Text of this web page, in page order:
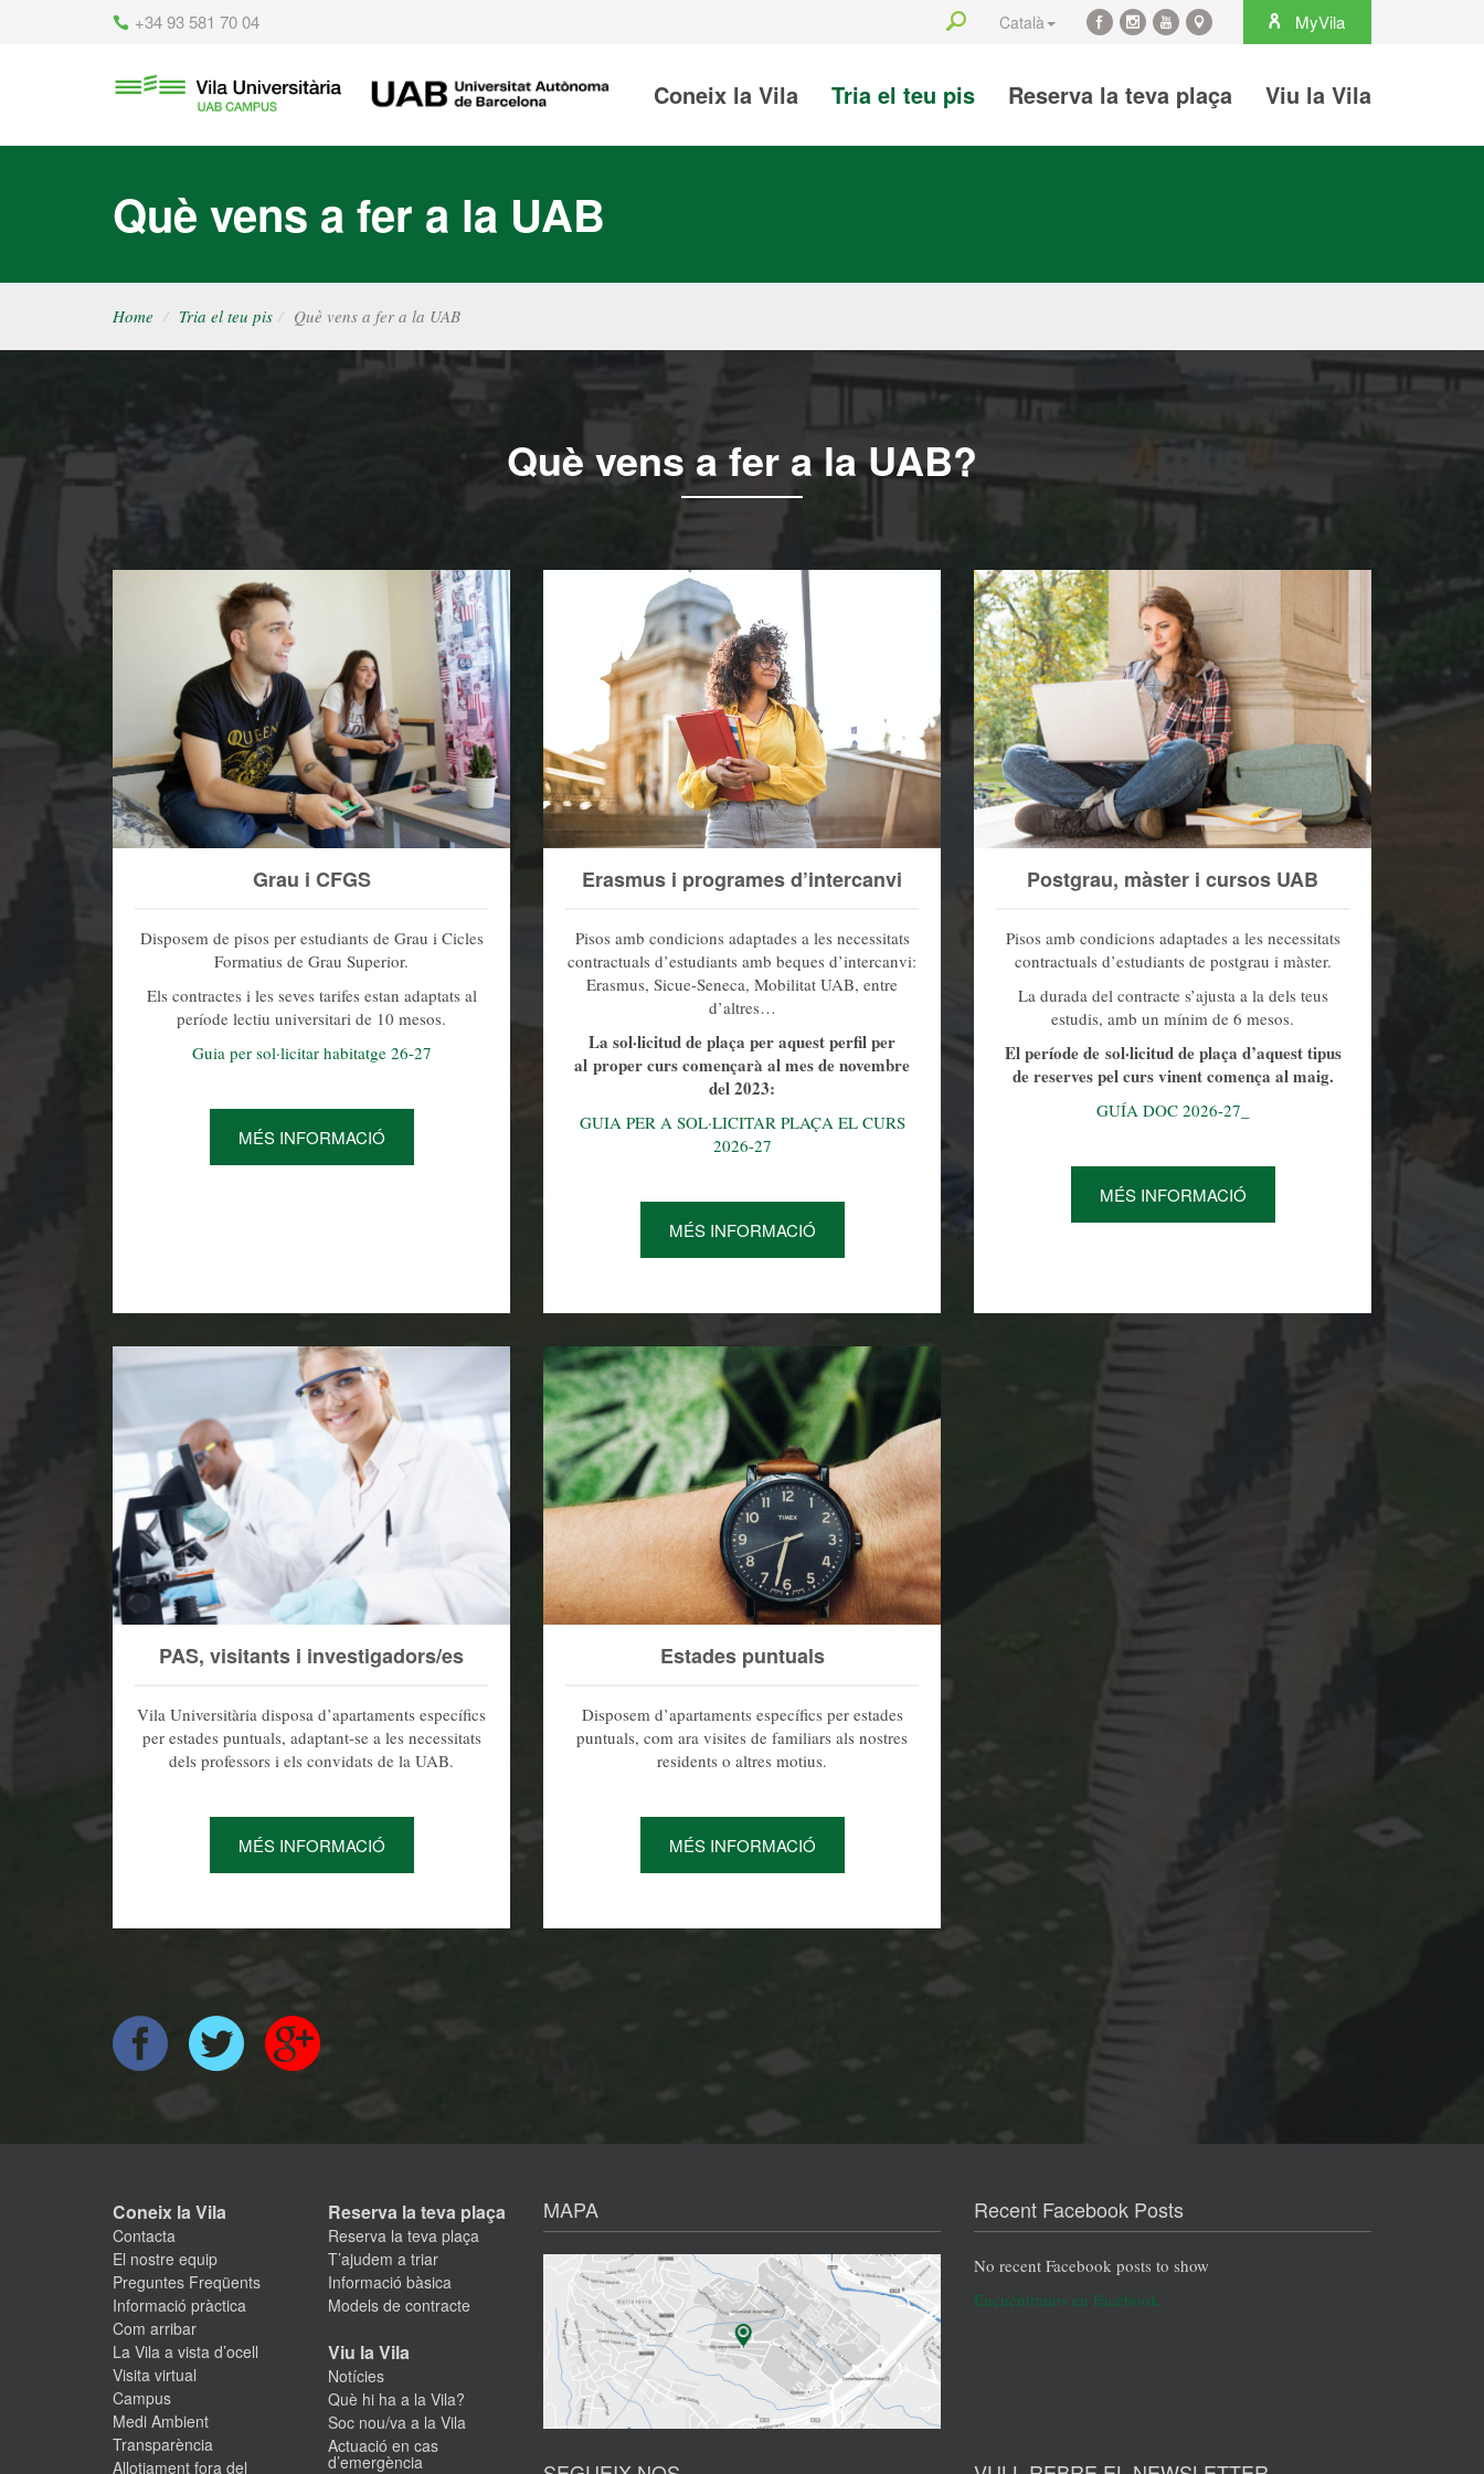
+34 93 581 70 04 MyVila
FacebookInstagram
YouTubeMaps
Català
Search
Universitària
Coneix la Vila Tria el teu pis Reserva la teva plaça Viu la Vila
Què vens a fer a la UAB
Home Tria el teu pis Què vens a fer a la UAB
Què vens a fer a la UAB?
Grau i CFGS
Disposem de pisos per estudiants de Grau i Cicles
Formatius de Grau Superior.
Els contractes i les seves tarifes estan adaptats al
període lectiu universitari de 10 mesos.
Guia per sol·licitar habitatge 26-27
MÉS INFORMACIÓ
Erasmus i programes d’intercanvi
Pisos amb condicions adaptades a les necessitats
contractuals d’estudiants amb beques d’intercanvi:
Erasmus, Sicue-Seneca, Mobilitat UAB, entre
d’altres…
La sol·licitud de plaça per aquest perfil per
al proper curs començarà al mes de novembre
del 2023:
GUIA PER A SOL·LICITAR PLAÇA EL CURS
2026-27
MÉS INFORMACIÓ
Postgrau, màster i cursos UAB
Pisos amb condicions adaptades a les necessitats
contractuals d’estudiants de postgrau i màster.
La durada del contracte s’ajusta a la dels teus
estudis, amb un mínim de 6 mesos.
El període de sol·licitud de plaça d’aquest tipus
de reserves pel curs vinent comença al maig.
GUÍA DOC 2026-27_
MÉS INFORMACIÓ
PAS, visitants i investigadors/es
Vila Universitària disposa d’apartaments específics
per estades puntuals, adaptant-se a les necessitats
dels professors i els convidats de la UAB.
MÉS INFORMACIÓ
Estades puntuals
Disposem d’apartaments específics per estades
puntuals, com ara visites de familiars als nostres
residents o altres motius.
MÉS INFORMACIÓ
Coneix la Vila
Contacta
El nostre equip
Preguntes Freqüents
Informació pràctica
Com arribar
La Vila a vista d’ocell
Visita virtual
Campus
Medi Ambient
Transparència
Allotjament fora del
Reserva la teva plaça
Reserva la teva plaça
T’ajudem a triar
Informació bàsica
Models de contracte
Viu la Vila
Notícies
Què hi ha a la Vila?
Soc nou/va a la Vila
Actuació en cas
d’emergència
MAPA Recent Facebook Posts
No recent Facebook posts to show
Encuéntranos en Facebook